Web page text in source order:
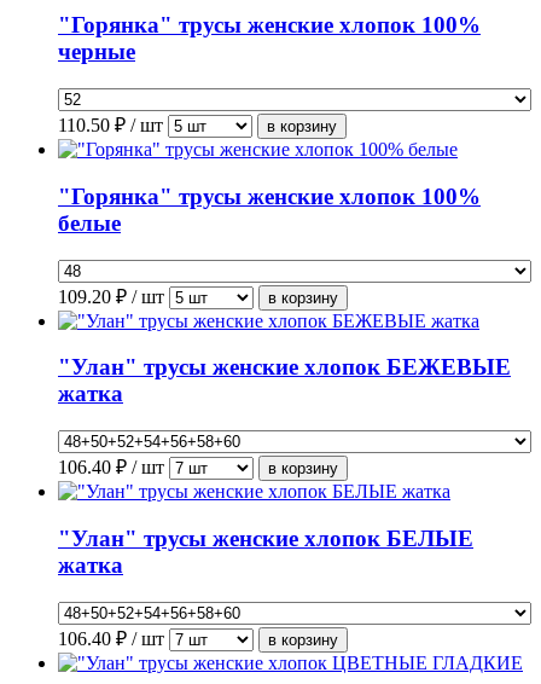
"Горянка" трусы женские хлопок 100%
черные
110.50 ₽ / шт
"Горянка" трусы женские хлопок 100%
белые
109.20 ₽ / шт
"Улан" трусы женские хлопок БЕЖЕВЫЕ
жатка
106.40 ₽ / шт
"Улан" трусы женские хлопок БЕЛЫЕ
жатка
106.40 ₽ / шт